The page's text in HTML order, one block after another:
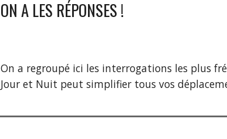
ON A LES RÉPONSES !
On a regroupé ici les interrogations les plus
Jour et Nuit peut simplifier tous vos